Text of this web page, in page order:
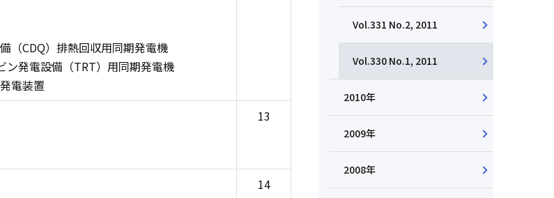
（CDQ）排熱回収用同期発電機
ン発電設備（TRT）用同期発電機
電装置
13
14
Vol.331 No.2, 2011
Vol.330 No.1, 2011
2010年
2009年
2008年